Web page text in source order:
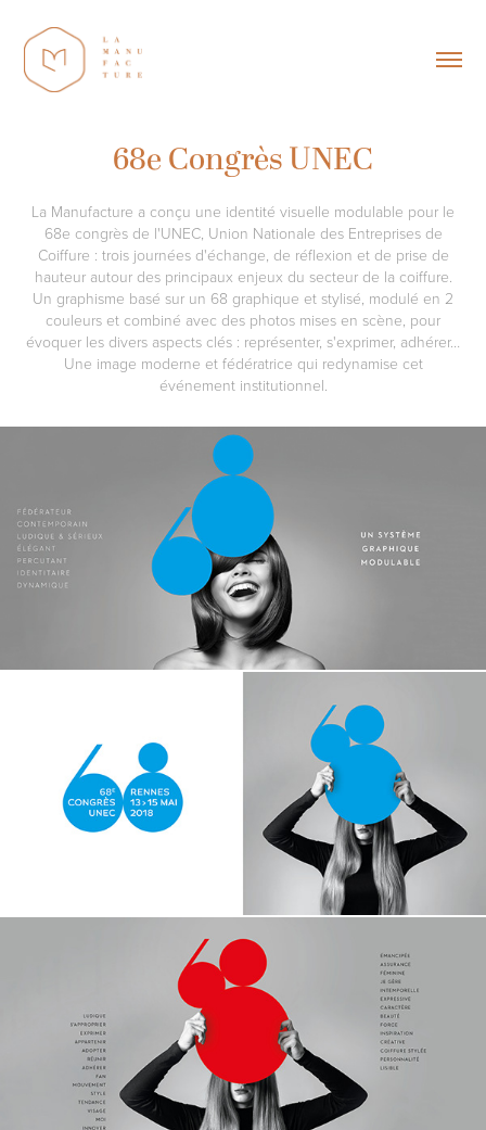
68e Congrès UNEC
La Manufacture a conçu une identité visuelle modulable pour le
68e congrès de l'UNEC, Union Nationale des Entreprises de
Coiffure : trois journées d'échange, de réflexion et de prise de
hauteur autour des principaux enjeux du secteur de la coiffure.
Un graphisme basé sur un 68 graphique et stylisé, modulé en 2
couleurs et combiné avec des photos mises en scène, pour
évoquer les divers aspects clés : représenter, s'exprimer, adhérer…
Une image moderne et fédératrice qui redynamise cet
événement institutionnel.